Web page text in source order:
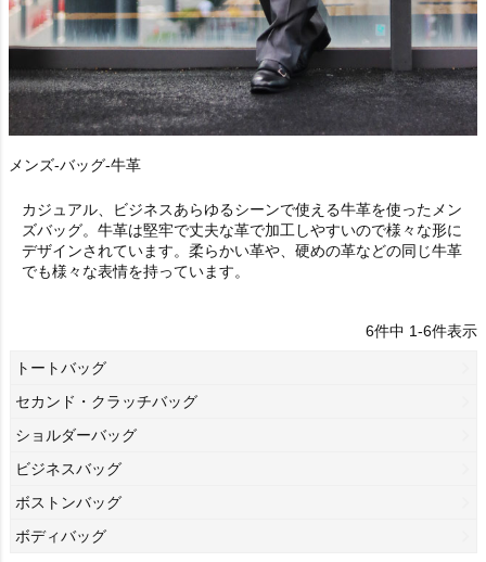
メンズ-バッグ-牛革
カジュアル、ビジネスあらゆるシーンで使える牛革を使ったメン
ズバッグ。牛革は堅牢で丈夫な革で加工しやすいので様々な形に
デザインされています。柔らかい革や、硬めの革などの同じ牛革
でも様々な表情を持っています。
6件中 1-6件表示
トートバッグ
セカンド・クラッチバッグ
ショルダーバッグ
ビジネスバッグ
ボストンバッグ
ボディバッグ